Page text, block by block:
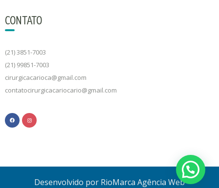
CONTATO
(21) 3851-7003
(21) 99851-7003
cirurgicacarioca@gmail.com
contatocirurgicacariocario@gmail.com
Desenvolvido por RioMarca Agência Web